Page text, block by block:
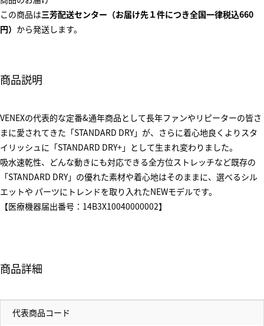
この商品は三芳配送センター（お届け先１件につき全国一律税込660
円） から発送します。
商品説明
VENEXの代表的な定番&通年商品として長年ファンやリピーターの皆さ
まに愛されてきた「STANDARD DRY」が、さらに着心地良くよりスタ
イリッシュに「STANDARD DRY+」として生まれ変わりました。
吸水速乾性、どんな動きにも対応できる全方位ストレッチなど既存の
「STANDARD DRY」の優れた素材や着心地はそのままに、選べるシル
エットや パーツにトレンドを取り入れたNEWモデルです。
【医療機器届出番号：14B3X10040000002】
商品詳細
代表商品コード